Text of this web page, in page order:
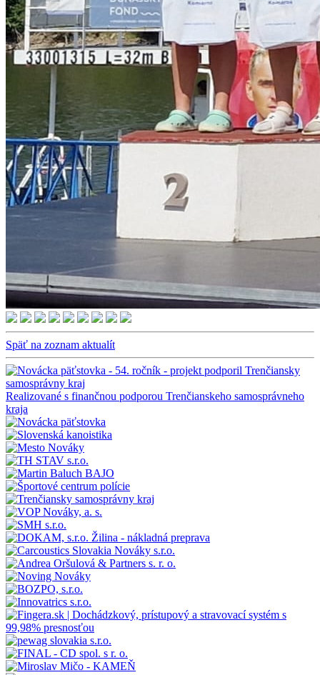
Späť na zoznam aktualít
Realizované s finančnou podporou Trenčianskeho samosprávneho
kraja